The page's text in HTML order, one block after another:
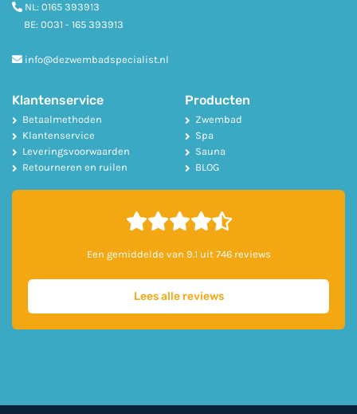
NL: 0165 393913
BE: 0031 - 165 393913
info@dezwembadspecialist.nl
Klantenservice
Betaalmethoden
Klantenservice
Leveringsvoorwaarden
Retourneren en ruilen
Producten
Zwembad
Spa
Sauna
BLOG
Een gemiddelde van 9.1 uit 746 reviews
Lees alle reviews